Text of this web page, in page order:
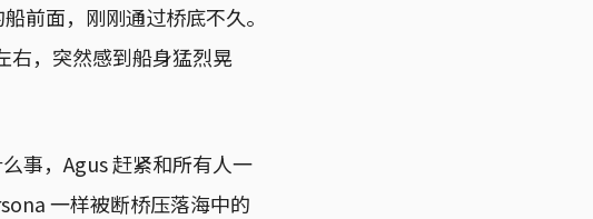
前面，刚刚通过桥底不久。
右，突然感到船身猛烈晃
事，Agus 赶紧和所有人一
一样被断桥压落海中的